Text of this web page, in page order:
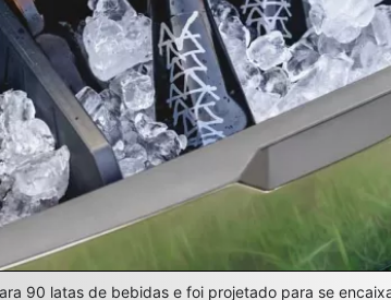
90 latas de bebidas e foi projetado para se